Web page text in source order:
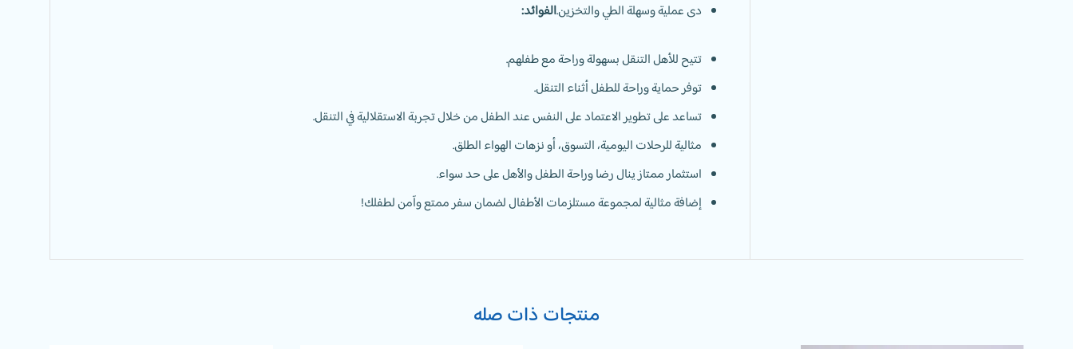
دى عملية وسهلة الطي والتخزين.الفوائد:
تتيح للأهل التنقل بسهولة وراحة مع طفلهم.
توفر حماية وراحة للطفل أثناء التنقل.
تساعد على تطوير الاعتماد على النفس عند الطفل من خلال تجربة الاستقلالية في التنقل.
مثالية للرحلات اليومية، التسوق، أو نزهات الهواء الطلق.
استثمار ممتاز ينال رضا وراحة الطفل والأهل على حد سواء.
إضافة مثالية لمجموعة مستلزمات الأطفال لضمان سفر ممتع وآمن لطفلك!
منتجات ذات صله